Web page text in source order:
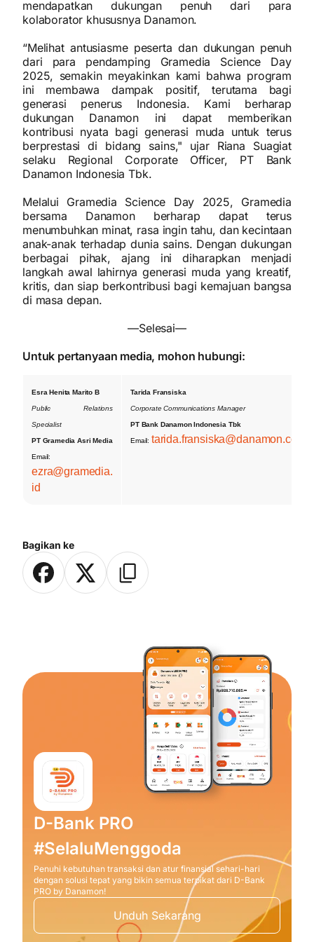
Bagikan ke
mendapatkan dukungan penuh dari para
kolaborator khususnya Danamon.
“Melihat antusiasme peserta dan dukungan penuh
dari para pendamping Gramedia Science Day
2025, semakin meyakinkan kami bahwa program
ini membawa dampak positif, terutama bagi
generasi penerus Indonesia. Kami berharap
dukungan Danamon ini dapat memberikan
kontribusi nyata bagi generasi muda untuk terus
berprestasi di bidang sains," ujar Riana Suagiat
selaku Regional Corporate Officer, PT Bank
Danamon Indonesia Tbk.
Melalui Gramedia Science Day 2025, Gramedia
bersama Danamon berharap dapat terus
menumbuhkan minat, rasa ingin tahu, dan kecintaan
anak-anak terhadap dunia sains. Dengan dukungan
berbagai pihak, ajang ini diharapkan menjadi
langkah awal lahirnya generasi muda yang kreatif,
kritis, dan siap berkontribusi bagi kemajuan bangsa
di masa depan.
—Selesai—
Untuk pertanyaan media, mohon hubungi:
Esra Henita Marito B
Public Relations
Specialist
PT Gramedia Asri Media
Email:
ezra@gramedia.
id
Tarida Fransiska
Corporate Communications Manager
PT Bank Danamon Indonesia Tbk
Email: tarida.fransiska@danamon.co.id
D-Bank PRO
#SelaluMenggoda
Penuhi kebutuhan transaksi dan atur finansial sehari-hari
dengan solusi tepat yang bikin semua terpikat dari D-Bank
PRO by Danamon!
Unduh Sekarang